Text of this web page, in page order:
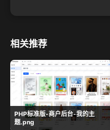
相关推荐
PHP标准版-商户后台-我的主
题.png